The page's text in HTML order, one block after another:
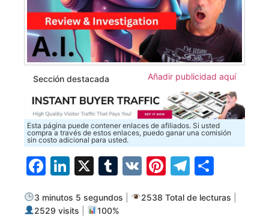
Sección destacada Añadir publicidad aquí
Esta página puede contener enlaces de afiliados. Si usted
compra a través de estos enlaces, puedo ganar una comisión
sin costo adicional para usted.
Facebook
LinkedIn
X Tumblr
VK Pinterest
3 minutos 5 segundos 2538 Total de lecturas
2529 visits
100%